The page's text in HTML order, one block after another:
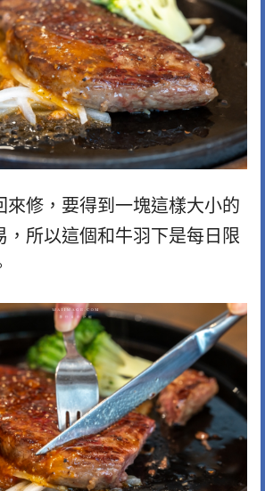
來修，要得到一塊這樣大小的
，所以這個和牛羽下是每日限